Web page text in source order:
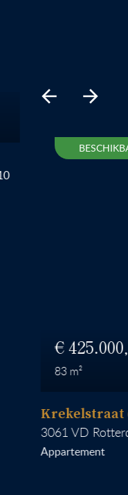
BESCHIKBAAR
425.000
Krekelstraat 6 B
3061 VD Rotterdam
Appartement